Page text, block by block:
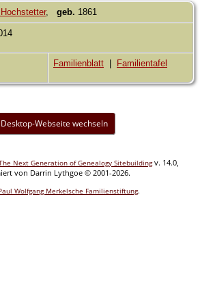
, geb. 1861
Familienblatt Familientafel
Webseite wechseln
Next Generation of Genealogy Sitebuildingv. 14.0,
von Darrin Lythgoe © 2001-2026.
Wolfgang Merkelsche Familienstiftung.